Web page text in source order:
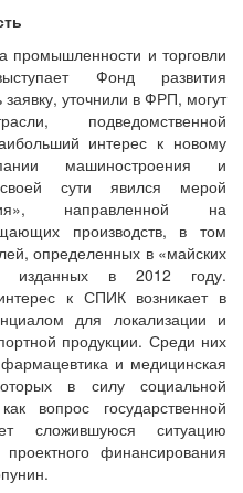
промышленности и торговли
Фонд развития
уточнили в ФРП, могут
подведомственной
интерес к новому
машиностроения и
сути явился мерой
направленной на
производств, в том
определенных в «майских
изданных в 2012 году.
к СПИК возникает в
для локализации и
продукции. Среди них
и медицинская
в силу социальной
вопрос государственной
сложившуюся ситуацию
финансирования